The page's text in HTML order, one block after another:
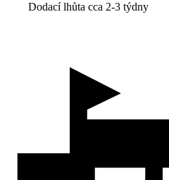
Dodací lhůta cca 2-3 týdny